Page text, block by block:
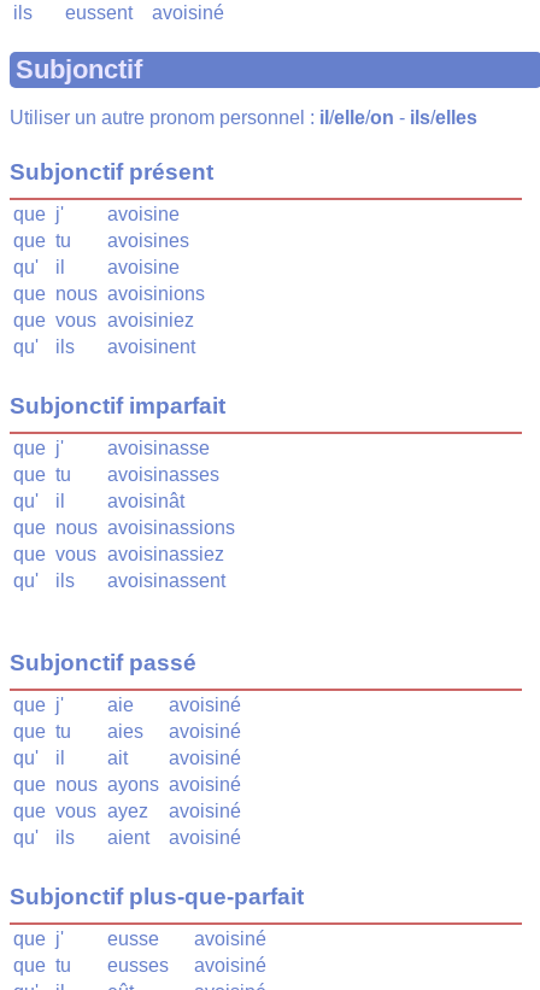
ils
eussent avoisiné
Subjonctif
Utiliser un autre pronom personnel : il /elle/on - ils/elles
Subjonctif présent
que j'
avoisine
que tu
avoisines
qu'
il
avoisine
que nous avoisinions
que vous avoisiniez
qu'
ils avoisinent
Subjonctif imparfait
que j'
avoisinasse
que tu
avoisinasses
qu'
il
avoisinât
que nous avoisinassions
que vous avoisinassiez
qu'
ils avoisinassent
Subjonctif passé
que j' aie
avoisiné
que tu aies
avoisiné
qu'
il ait
avoisiné
que nous ayons avoisiné
que vous ayez
avoisiné
qu'
ils aient avoisiné
Subjonctif plus-que-parfait
que j' eusse
avoisiné
que tu eusses
avoisiné